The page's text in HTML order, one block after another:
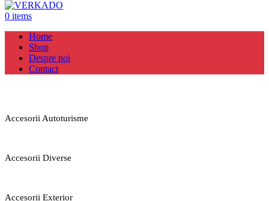
0 items
Home
Shop
Despre noi
Contact
Accesorii Autoturisme
Accesorii Diverse
Accesorii Exterior